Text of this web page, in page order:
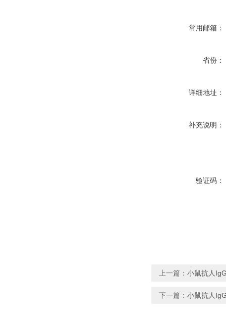
常用邮箱：
省份：
详细地址：
补充说明：
验证码：
上一篇： 小鼠抗人
下一篇： 小鼠抗人